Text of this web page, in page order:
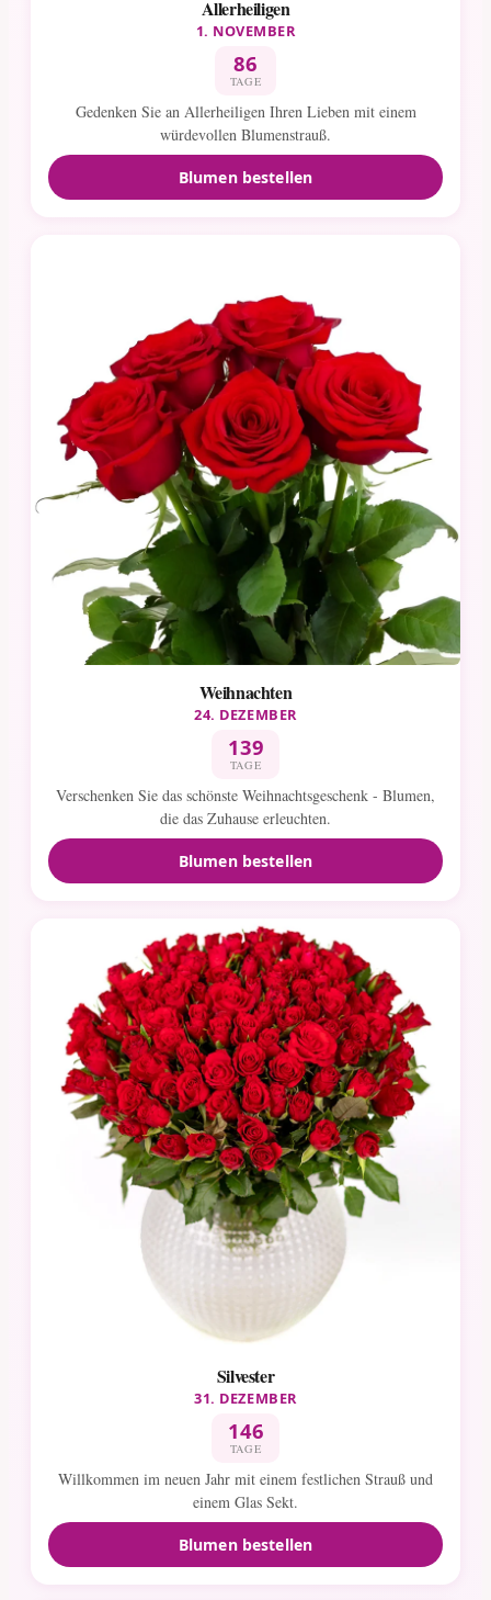
Allerheiligen
1. NOVEMBER
86
TAGE
Gedenken Sie an Allerheiligen Ihren Lieben mit einem
würdevollen Blumenstrauß.
Blumen bestellen
Weihnachten
24. DEZEMBER
139
TAGE
Verschenken Sie das schönste Weihnachtsgeschenk - Blumen,
die das Zuhause erleuchten.
Blumen bestellen
Silvester
31. DEZEMBER
146
TAGE
Willkommen im neuen Jahr mit einem festlichen Strauß und
einem Glas Sekt.
Blumen bestellen